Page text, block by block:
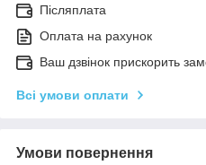
Післяплата
Оплата на рахунок
Ваш дзвінок прискорить
Всі умови оплати
Умови повернення